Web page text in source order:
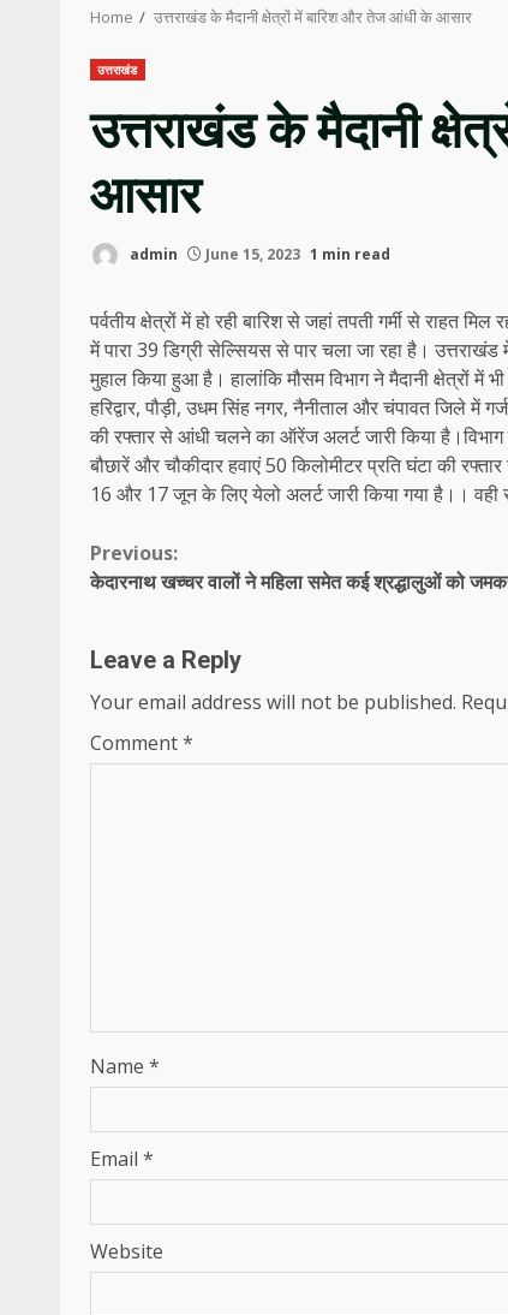
Home उत्तराखंड के मैदानी क्षेत्रों में बारिश और तेज आंधी के आसार
उत्तराखंड
उत्तराखंड के मैदानी
आसार
admin June 15, 2023 1 min read
पर्वतीय क्षेत्रों में हो रही बारिश से जहां तपती गर्मी से राहत
में पारा 39 डिग्री सेल्सियस से पार चला जा रहा है।
मुहाल किया हुआ है। हालांकि मौसम विभाग ने मैदानी क्षेत्रों
हरिद्वार, पौड़ी, उधम सिंह नगर, नैनीताल और चंपावत जिले
की रफ्तार से आंधी चलने का ऑरेंज अलर्ट जारी किया
बौछारें और चौकीदार हवाएं 50 किलोमीटर प्रति घंटा की
16 और 17 जून के लिए येलो अलर्ट जारी किया गया है।। वही
Continue
Previous:
केदारनाथ खच्‍चर वालों ने महिला समेत कई श्रद्धालुओं को
Leave a Reply
Your email address will not be published.
Comment*
Name *
Email *
Website